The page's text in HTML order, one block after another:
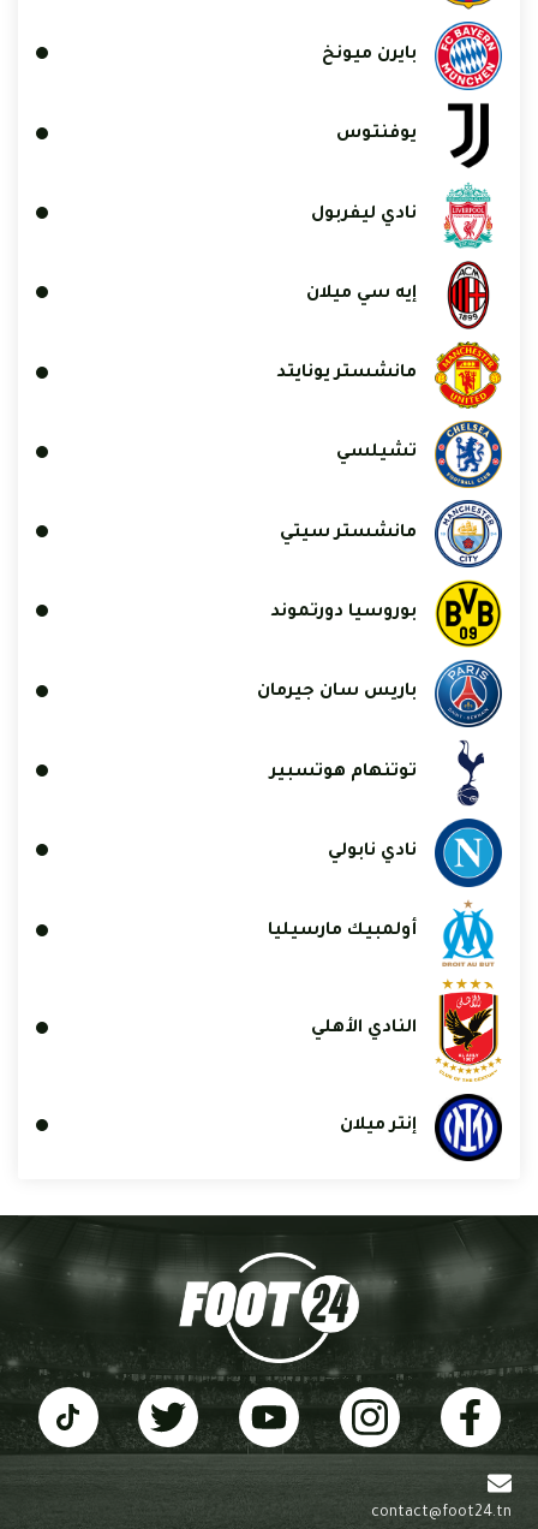
بايرن ميونخ
يوفنتوس
نادي ليفربول
إيه سي ميلان
مانشستر يونايتد
تشيلسي
مانشستر سيتي
بوروسيا دورتموند
باريس سان جيرمان
توتنهام هوتسبير
نادي نابولي
أولمبيك مارسيليا
النادي الأهلي
إنتر ميلان
contact@foot24.tn